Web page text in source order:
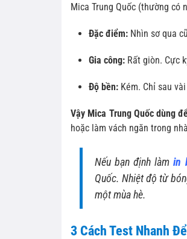
Mica Trung Quốc (thường có
Đặc điểm: Nhìn sơ qua
Gia công: Rất giòn. Cực
Độ bền: Kém. Chỉ sau
Vậy Mica Trung Quốc dùng
hoặc làm vách ngăn trong
Nếu bạn định làmin
Quốc. Nhiệt độ từ
một mùa hè.
3 Cách Test Nhanh